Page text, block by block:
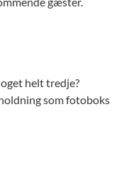
helt tredje?
som fotoboks